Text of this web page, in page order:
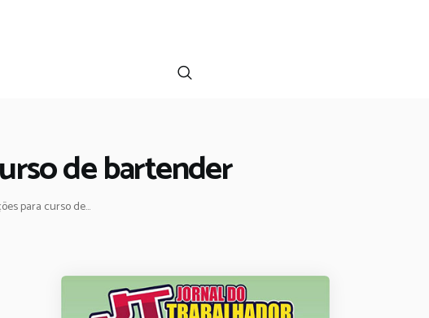
de bartender
para curso de...